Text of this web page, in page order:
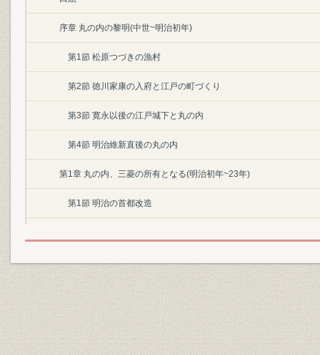
序章 丸の内の黎明(中世~明治初年)
第1節 松原つづきの漁村
第2節 徳川家康の入府と江戸の町づくり
第3節 寛永以後の江戸城下と丸の内
第4節 明治維新直後の丸の内
第1章 丸の内、三菱の所有となる(明治初年~23年)
第1節 明治の首都改造
第3節 丸の内土地の払下げ
第2章 一丁倫敦の完成(明治23年~45年)
第1節 丸の内ビジネス街の計画と建設
第2節 丸の内ビジネス街の開花期